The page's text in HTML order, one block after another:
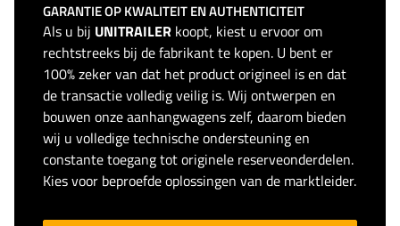
GARANTIE OP KWALITEIT EN AUTHENTICITEIT
Als u bij UNITRAILER koopt, kiest u ervoor om
rechtstreeks bij de fabrikant te kopen. U bent er
100% zeker van dat het product origineel is en dat
de transactie volledig veilig is. Wij ontwerpen en
bouwen onze aanhangwagens zelf, daarom bieden
wij u volledige technische ondersteuning en
constante toegang tot originele reserveonderdelen.
Kies voor beproefde oplossingen van de marktleider.